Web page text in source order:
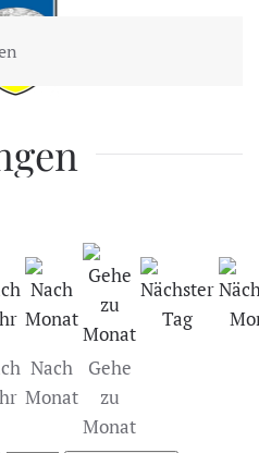
Nach
Monat
Gehe
zu
Monat